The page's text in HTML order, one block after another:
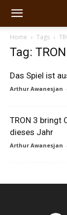
Home Tags
Tag:
Das Spiel ist
Arthur Awanesjan -
TRON 3 bringt
dieses Jahr
Arthur Awanesjan -